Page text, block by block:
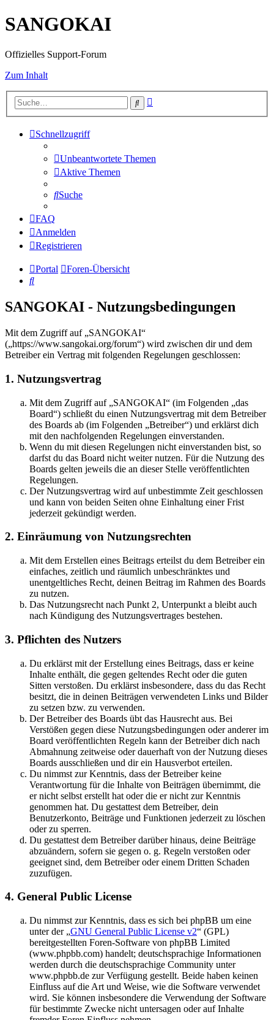
SANGOKAI
Offizielles Support-Forum
Zum Inhalt
Suche
Schnellzugriff
Unbeantwortete Themen
Aktive Themen
Suche
FAQ
Anmelden
Registrieren
Portal
Foren-Übersicht
Suche
SANGOKAI - Nutzungsbedingungen
Mit dem Zugriff auf „SANGOKAI“
(„https://www.sangokai.org/forum“) wird zwischen dir und dem
Betreiber ein Vertrag mit folgenden Regelungen geschlossen:
1. Nutzungsvertrag
Mit dem Zugriff auf „SANGOKAI“ (im Folgenden „das
Board“) schließt du einen Nutzungsvertrag mit dem Betreiber
des Boards ab (im Folgenden „Betreiber“) und erklärst dich
mit den nachfolgenden Regelungen einverstanden.
Wenn du mit diesen Regelungen nicht einverstanden bist, so
darfst du das Board nicht weiter nutzen. Für die Nutzung des
Boards gelten jeweils die an dieser Stelle veröffentlichten
Regelungen.
Der Nutzungsvertrag wird auf unbestimmte Zeit geschlossen
und kann von beiden Seiten ohne Einhaltung einer Frist
jederzeit gekündigt werden.
2. Einräumung von Nutzungsrechten
Mit dem Erstellen eines Beitrags erteilst du dem Betreiber ein
einfaches, zeitlich und räumlich unbeschränktes und
unentgeltliches Recht, deinen Beitrag im Rahmen des Boards
zu nutzen.
Das Nutzungsrecht nach Punkt 2, Unterpunkt a bleibt auch
nach Kündigung des Nutzungsvertrages bestehen.
3. Pflichten des Nutzers
Du erklärst mit der Erstellung eines Beitrags, dass er keine
Inhalte enthält, die gegen geltendes Recht oder die guten
Sitten verstoßen. Du erklärst insbesondere, dass du das Recht
besitzt, die in deinen Beiträgen verwendeten Links und Bilder
zu setzen bzw. zu verwenden.
Der Betreiber des Boards übt das Hausrecht aus. Bei
Verstößen gegen diese Nutzungsbedingungen oder anderer im
Board veröffentlichten Regeln kann der Betreiber dich nach
Abmahnung zeitweise oder dauerhaft von der Nutzung dieses
Boards ausschließen und dir ein Hausverbot erteilen.
Du nimmst zur Kenntnis, dass der Betreiber keine
Verantwortung für die Inhalte von Beiträgen übernimmt, die
er nicht selbst erstellt hat oder die er nicht zur Kenntnis
genommen hat. Du gestattest dem Betreiber, dein
Benutzerkonto, Beiträge und Funktionen jederzeit zu löschen
oder zu sperren.
Du gestattest dem Betreiber darüber hinaus, deine Beiträge
abzuändern, sofern sie gegen o. g. Regeln verstoßen oder
geeignet sind, dem Betreiber oder einem Dritten Schaden
zuzufügen.
4. General Public License
Du nimmst zur Kenntnis, dass es sich bei phpBB um eine
unter der „GNU General Public License v2“ (GPL)
bereitgestellten Foren-Software von phpBB Limited
(www.phpbb.com) handelt; deutschsprachige Informationen
werden durch die deutschsprachige Community unter
www.phpbb.de zur Verfügung gestellt. Beide haben keinen
Einfluss auf die Art und Weise, wie die Software verwendet
wird. Sie können insbesondere die Verwendung der Software
für bestimmte Zwecke nicht untersagen oder auf Inhalte